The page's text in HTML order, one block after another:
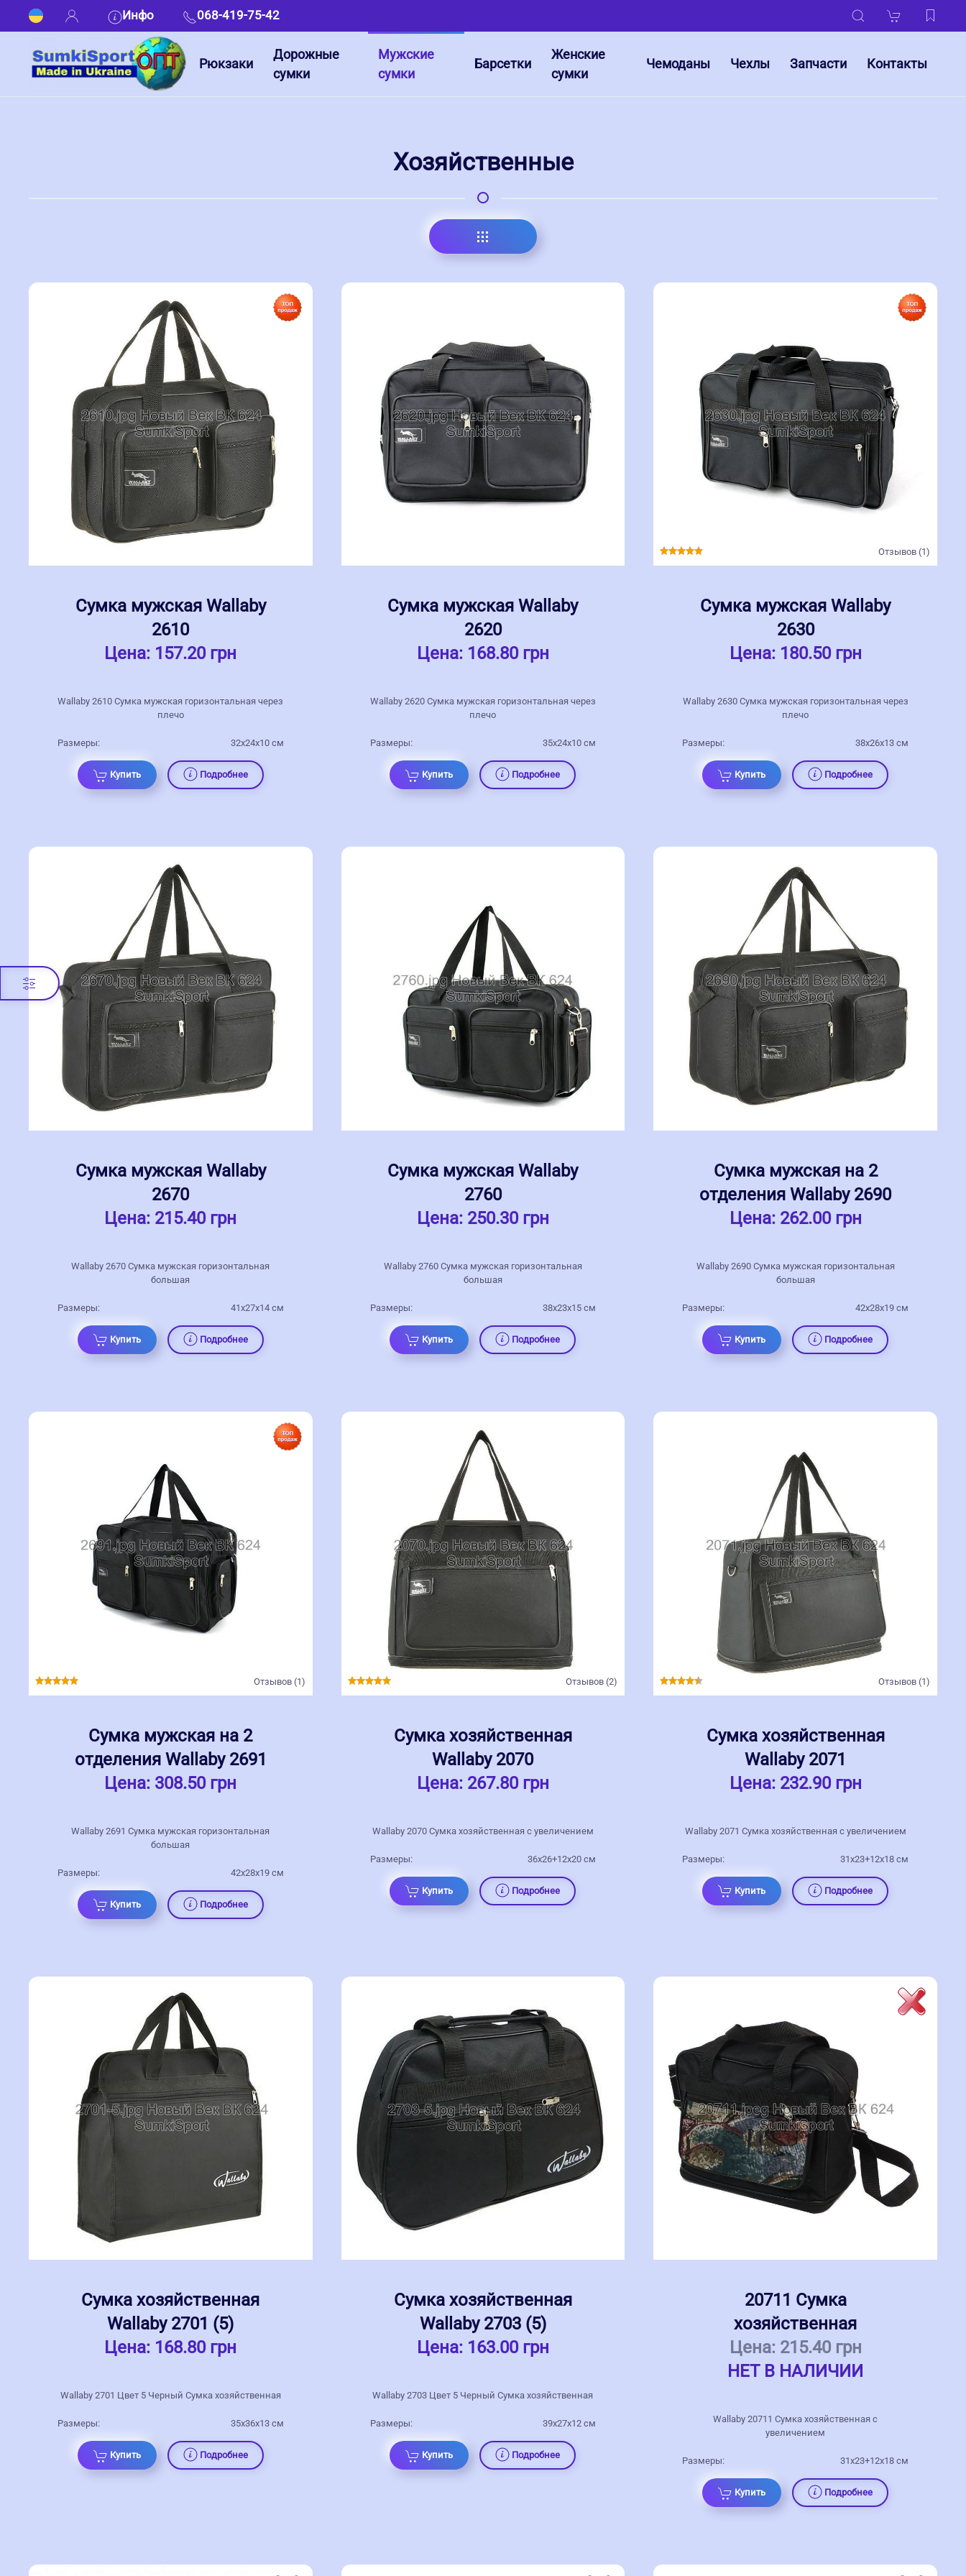
Инфо 068-419-75-42
Рюкзаки
Дорожные
сумки
Мужские
сумки
Барсетки
Женские
сумки
Чемоданы Чехлы Запчасти Контакты
Хозяйственные
Сумка мужская Wallaby
2610
Цена: 157.20 грн
Wallaby 2610 Сумка мужская горизонтальная через
плечо
Размеры: 32x24x10 см
Купить Подробнее
Сумка мужская Wallaby
2620
Цена: 168.80 грн
Wallaby 2620 Сумка мужская горизонтальная через
плечо
Размеры: 35x24x10 см
Купить Подробнее
Отзывов (1)
Сумка мужская Wallaby
2630
Цена: 180.50 грн
Wallaby 2630 Сумка мужская горизонтальная через
плечо
Размеры: 38x26x13 см
Купить Подробнее
Сумка мужская Wallaby
2670
Цена: 215.40 грн
Wallaby 2670 Сумка мужская горизонтальная
большая
Размеры: 41x27x14 см
Купить Подробнее
Сумка мужская Wallaby
2760
Цена: 250.30 грн
Wallaby 2760 Сумка мужская горизонтальная
большая
Размеры: 38x23x15 см
Купить Подробнее
Сумка мужская на 2
отделения Wallaby 2690
Цена: 262.00 грн
Wallaby 2690 Сумка мужская горизонтальная
большая
Размеры: 42x28x19 см
Купить Подробнее
Отзывов (1)
Сумка мужская на 2
отделения Wallaby 2691
Цена: 308.50 грн
Wallaby 2691 Сумка мужская горизонтальная
большая
Размеры: 42x28x19 см
Купить Подробнее
Отзывов (2)
Сумка хозяйственная
Wallaby 2070
Цена: 267.80 грн
Wallaby 2070 Сумка хозяйственная с увеличением
Размеры: 36x26+12x20 см
Купить Подробнее
Отзывов (1)
Сумка хозяйственная
Wallaby 2071
Цена: 232.90 грн
Wallaby 2071 Сумка хозяйственная с увеличением
Размеры: 31x23+12x18 см
Купить Подробнее
Сумка хозяйственная
Wallaby 2701 (5)
Цена: 168.80 грн
Wallaby 2701 Цвет 5 Черный Сумка хозяйственная
Размеры: 35x36x13 см
Купить Подробнее
Сумка хозяйственная
Wallaby 2703 (5)
Цена: 163.00 грн
Wallaby 2703 Цвет 5 Черный Сумка хозяйственная
Размеры: 39x27x12 см
Купить Подробнее
20711 Сумка
хозяйственная
Цена: 215.40 грн
НЕТ В НАЛИЧИИ
Wallaby 20711 Сумка хозяйственная с
увеличением
Размеры: 31x23+12x18 см
Купить Подробнее